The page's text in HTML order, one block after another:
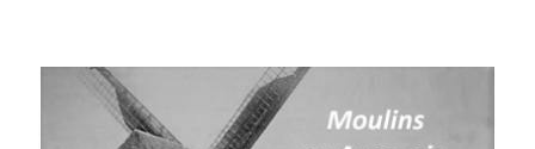
Moulins à vent en Avesnois